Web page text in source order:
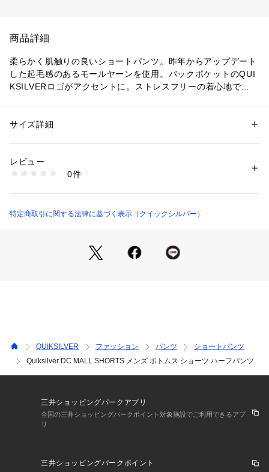
商品詳細
柔らかく肌触りの良いショートパンツ。昨年からアップデート
した起毛感のあるモールヤーンを使用。バックポケットのQUI
KSILVERロゴがアクセントに。ストレスフリーの着心地で、ル
ケット付き。レングスは18インチ。同素材のトップスと合わせ
性別：メンズ
商品番号：
jp-qws251002 （ショップ）
サイズ詳細
レビュー
0件
特定商取引に関する法律に基づく表示（クイックシルバー）
QUIKSILVER ファッション パンツ
ショートパンツ
Quiksilver DC MALL SHORTS メンズ ボトムス ショーツ ハーフパンツ
三井ショッピングパークアプリ
全国の三井ショッピングパークポイント対象施設でご利用できるアプ
リ
三井ショッピングパークポイント